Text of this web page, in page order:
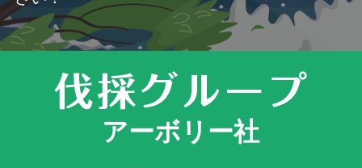
アーボリー社